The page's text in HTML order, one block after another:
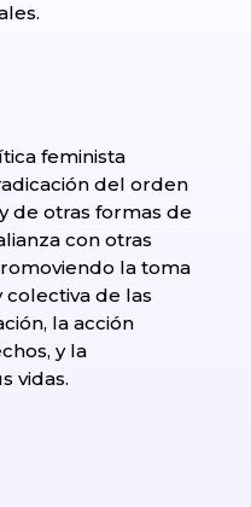
feminista
del orden
de otras formas de
con otras
la toma
colectiva de las
la acción
y la
vidas.